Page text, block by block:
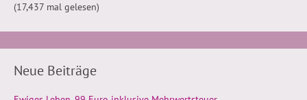
(17,437 mal gelesen)
Neue Beiträge